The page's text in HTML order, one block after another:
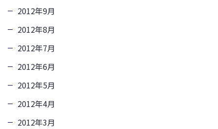
2012年9月
2012年8月
2012年7月
2012年6月
2012年5月
2012年4月
2012年3月